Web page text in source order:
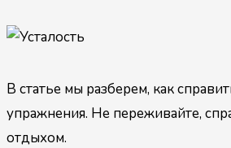
В статье мы разберем, как
упражнения. Не переживайте,
отдыхом.